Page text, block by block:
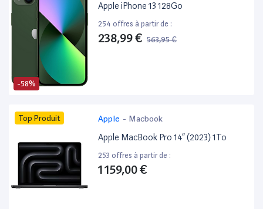
-58%
Apple iPhone 13 128Go
254 offres à partir de :
238,99 € 563,95 €
Top Produit Apple - Macbook
Apple MacBook Pro 14” (2023) 1To
253 offres à partir de :
1 159,00 €